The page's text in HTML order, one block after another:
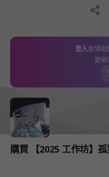
공
登入並領
更新
購買 【2025 工作坊】